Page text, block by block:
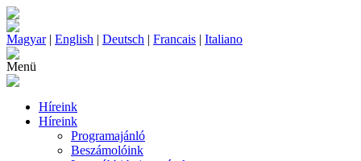
Magyar| English | Deutsch | Francais | Italiano
Menü
Híreink
Híreink
Programajánló
Beszámolóink